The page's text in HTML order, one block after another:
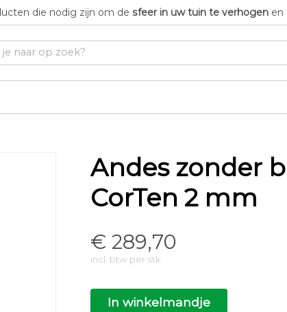
die nodig zijn om de sfeer in uw tuin te verhogen en
Andes zonder
CorTen 2 mm
€ 289,70
incl. btw per stk
In winkelmandje